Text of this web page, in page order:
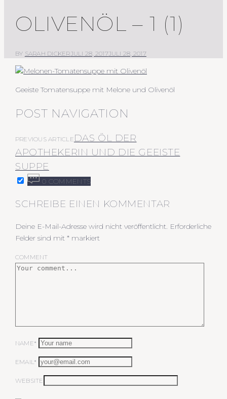
OLIVENÖL – 1 (1)
BY SARAH DICKERJULI 28, 2017JULI 28, 2017
Geeiste Tomatensuppe mit Melone und Olivenöl
POST NAVIGATION
PREVIOUS ARTICLE DAS ÖL DER
APOTHEKERIN UND DIE GEEISTE
SUPPE
0 COMMENTS
SCHREIBE EINEN KOMMENTAR
Deine E-Mail-Adresse wird nicht veröffentlicht. Erforderliche
Felder sind mit * markiert
COMMENT
NAME*
EMAIL*
WEBSITE